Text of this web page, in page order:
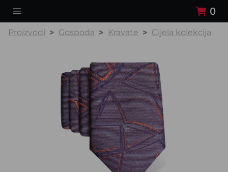
0
Proizvodi Gospoda Kravate Cijela kolekcija